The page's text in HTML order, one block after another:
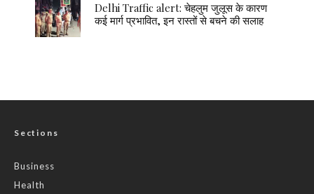
Delhi Traffic alert: चेहलुम जुलूस के कारण
कई मार्ग प्रभावित, इन रास्तों से बचने की सलाह
Sections
Business
Health